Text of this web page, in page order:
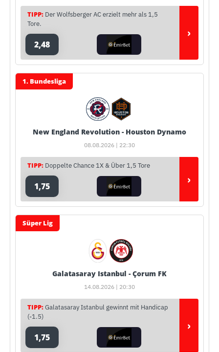
TIPP: Der Wolfsberger AC erzielt mehr als 1,5
Tore.
2,48
›
1. Bundesliga
New England Revolution - Houston Dynamo
08.08.2026 | 22:30
TIPP: Doppelte Chance 1X & Über 1,5 Tore
1,75 ›
Süper Lig
Galatasaray Istanbul - Çorum FK
14.08.2026 | 20:30
TIPP:Galatasaray Istanbul gewinnt mit Handicap
(-1.5)
1,75
›